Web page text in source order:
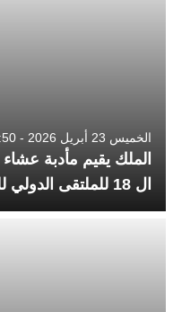
الخميس 23 أبريل 2026 - 10:50
الملك يقيم مأدبة
ال 18 للملتقى الدولي للفلاحة بمكناس